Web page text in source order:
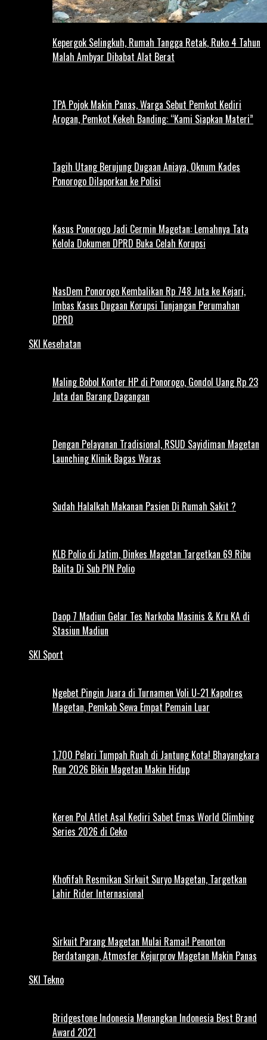
Kepergok Selingkuh, Rumah Tangga Retak, Ruko 4 Tahun
Malah Ambyar Dibabat Alat Berat
TPA Pojok Makin Panas, Warga Sebut Pemkot Kediri
Arogan, Pemkot Kekeh Banding: “Kami Siapkan Materi”
Tagih Utang Berujung Dugaan Aniaya, Oknum Kades
Ponorogo Dilaporkan ke Polisi
Kasus Ponorogo Jadi Cermin Magetan: Lemahnya Tata
Kelola Dokumen DPRD Buka Celah Korupsi
NasDem Ponorogo Kembalikan Rp 748 Juta ke Kejari,
Imbas Kasus Dugaan Korupsi Tunjangan Perumahan
DPRD
SKI Kesehatan
Maling Bobol Konter HP di Ponorogo, Gondol Uang Rp 23
Juta dan Barang Dagangan
Dengan Pelayanan Tradisional, RSUD Sayidiman Magetan
Launching Klinik Bagas Waras
Sudah Halalkah Makanan Pasien Di Rumah Sakit ?
KLB Polio di Jatim, Dinkes Magetan Targetkan 69 Ribu
Balita Di Sub PIN Polio
Daop 7 Madiun Gelar Tes Narkoba Masinis & Kru KA di
Stasiun Madiun
SKI Sport
Ngebet Pingin Juara di Turnamen Voli U-21 Kapolres
Magetan, Pemkab Sewa Empat Pemain Luar
1.700 Pelari Tumpah Ruah di Jantung Kota! Bhayangkara
Run 2026 Bikin Magetan Makin Hidup
Keren Pol Atlet Asal Kediri Sabet Emas World Climbing
Series 2026 di Ceko
Khofifah Resmikan Sirkuit Suryo Magetan, Targetkan
Lahir Rider Internasional
Sirkuit Parang Magetan Mulai Ramai! Penonton
Berdatangan, Atmosfer Kejurprov Magetan Makin Panas
SKI Tekno
Bridgestone Indonesia Menangkan Indonesia Best Brand
Award 2021